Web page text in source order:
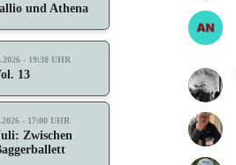
und Athena
- 19:38 UHR
13
- 17:00 UHR
Zwischen